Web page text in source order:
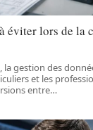
éviter lors de la
gestion des
et les
entre…